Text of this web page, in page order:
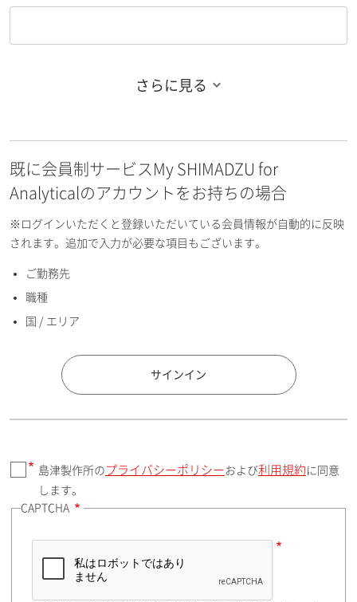
お名前フリガナ（名）
E-mailアドレス（半角英数）
国 / エリア
郵便番号（勤務先）
住所検索
さらに見る
既に会員制サービスMy SHIMADZU for
Analyticalのアカウントをお持ちの場合
※ログインいただくと登録いただいている会員情報が自動的に反映
されます。追加で入力が必要な項目もございます。
ご勤務先
職種
国 / エリア
サインイン
島津製作所の プライバシーポリシー および利用規約 に同意
します。
CAPTCHA